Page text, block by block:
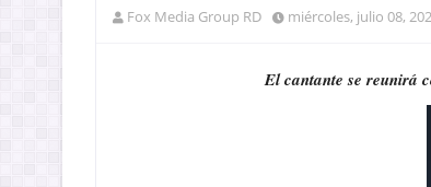
Fox Media Group RD miércoles, julio 08,
El cantante se reunirá